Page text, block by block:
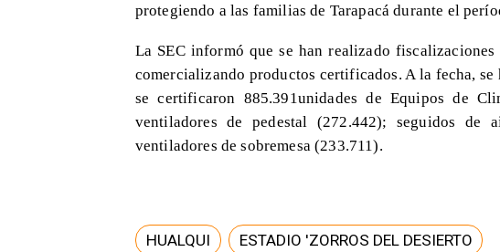
protegiendo a las familias de Tarapacá durante el
La SEC informó que se han realizado
comercializando productos certificados. A la fecha,
se certificaron 885.391unidades de Equipos de
ventiladores de pedestal (272.442); seguidos de
ventiladores de sobremesa (233.711).
HUALQUI ESTADIO 'ZORROS DEL DESIERTO